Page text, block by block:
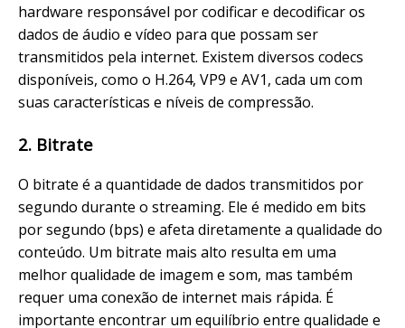
hardware responsável por codificar e decodificar os
dados de áudio e vídeo para que possam ser
transmitidos pela internet. Existem diversos codecs
disponíveis, como o H.264, VP9 e AV1, cada um com
suas características e níveis de compressão.
2. Bitrate
O bitrate é a quantidade de dados transmitidos por
segundo durante o streaming. Ele é medido em bits
por segundo (bps) e afeta diretamente a qualidade do
conteúdo. Um bitrate mais alto resulta em uma
melhor qualidade de imagem e som, mas também
requer uma conexão de internet mais rápida. É
importante encontrar um equilíbrio entre qualidade e